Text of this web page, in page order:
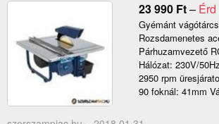
23 990 Ft– Érd
Gyémánt
Rozsdamenetes
Párhuzamvezető
Hálózat: 230V/
2950 rpm
90 foknál: 41mm